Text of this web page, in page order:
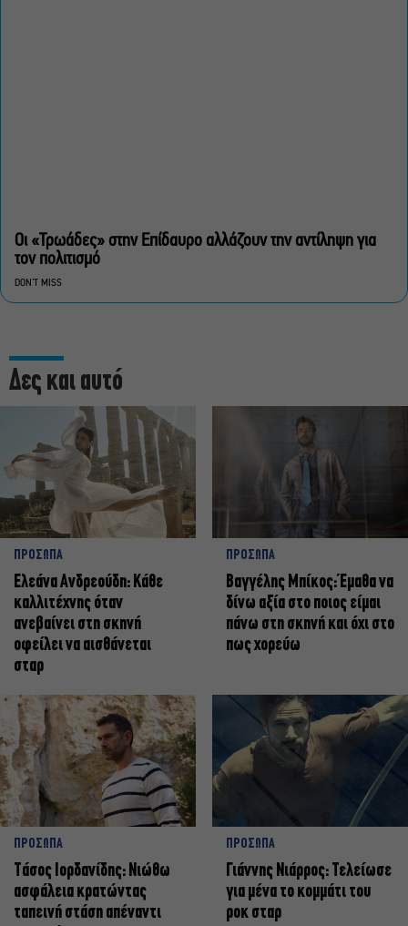
Οι «Τρωάδες» στην Επίδαυρο αλλάζουν την αντίληψη για
τον πολιτισμό
DON'T MISS
Δες και αυτό
ΠΡΟΣΩΠΑ
Ελεάνα Ανδρεούδη: Κάθε
καλλιτέχνης όταν
ανεβαίνει στη σκηνή
οφείλει να αισθάνεται
σταρ
ΠΡΟΣΩΠΑ
Βαγγέλης Μπίκος: Έμαθα να
δίνω αξία στο ποιος είμαι
πάνω στη σκηνή και όχι στο
πως χορεύω
ΠΡΟΣΩΠΑ
Tάσος Ιορδανίδης: Νιώθω
ασφάλεια κρατώντας
ταπεινή στάση απέναντι
ΠΡΟΣΩΠΑ
Γιάννης Νιάρρος: Τελείωσε
για μένα το κομμάτι του
ροκ σταρ